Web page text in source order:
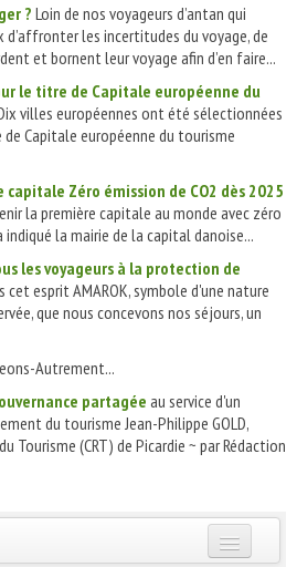
? Loin de nos voyageurs d’antan qui
les incertitudes du voyage, de
et bornent leur voyage afin d’en faire...
le titre de Capitale européenne du
villes européennes ont été sélectionnées
Capitale européenne du tourisme
Zéro émission de CO2 dès 2025
la première capitale au monde avec zéro
indiqué la mairie de la capital danoise...
les voyageurs à la protection de
cet esprit AMAROK, symbole d'une nature
que nous concevons nos séjours, un
Autrement...
partagée au service d'un
du tourisme Jean-Philippe GOLD,
Tourisme (CRT) de Picardie ~ par Rédaction